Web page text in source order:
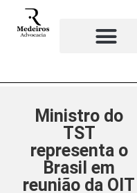
Ministro do
TST
representa o
Brasil em
reunião da OIT